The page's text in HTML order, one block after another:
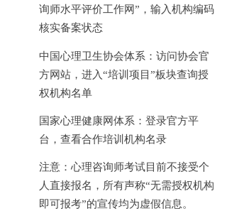
询师水平评价工作网”，输入机构编码
核实备案状态
中国心理卫生协会体系：访问协会官
方网站，进入“培训项目”板块查询授
权机构名单
国家心理健康网体系：登录官方平
台，查看合作培训机构名录
注意：心理咨询师考试目前不接受个
人直接报名，所有声称“无需授权机构
即可报考”的宣传均为虚假信息。